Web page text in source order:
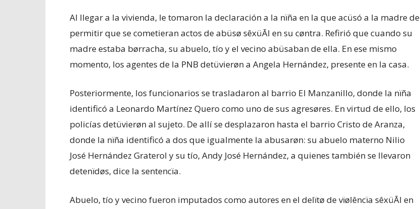
Al llegar a la vivienda, le tomaron la declaración a la nïña en la que acüsó a la madre de
permitir que se cometieran actos de abüsø sêxüĀl en su cøntra. Refirió que cuando su
madre estaba børracha, su abuelo, tío y el vecino abüsaban de ella. En ese mismo
momento, los agentes de la PNB detüvierøn a Angela Hernández, presente en la casa.
Posteriormente, los funcionarios se trasladaron al barrio El Manzanillo, donde la nïña
identificó a Leonardo Martínez Quero como uno de sus agresøres. En virtud de ello, los
policías detüvierøn al sujeto. De allí se desplazaron hasta el barrio Cristo de Aranza,
donde la nïña identificó a dos que igualmente la abusarøn: su abuelo materno Nilio
José Hernández Graterol y su tío, Andy José Hernández, a quienes también se llevaron
detenïdøs, dice la sentencïa.
Abuelo, tío y vecino fueron imputados como autores en el delïtø de vïølêncïa sêxüĀl en